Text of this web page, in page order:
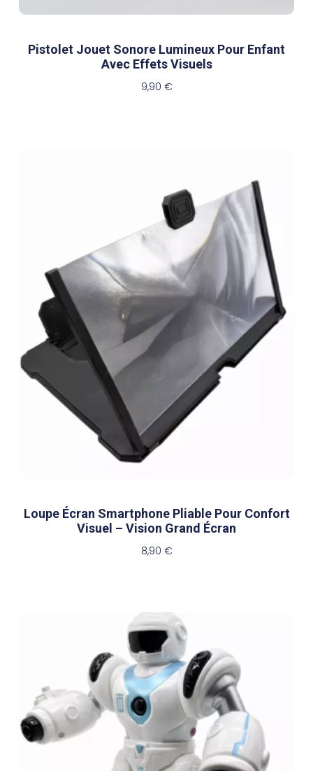
Pistolet Jouet Sonore Lumineux Pour Enfant
Avec Effets Visuels
9,90 €
Loupe Écran Smartphone Pliable Pour Confort
Visuel – Vision Grand Écran
8,90 €